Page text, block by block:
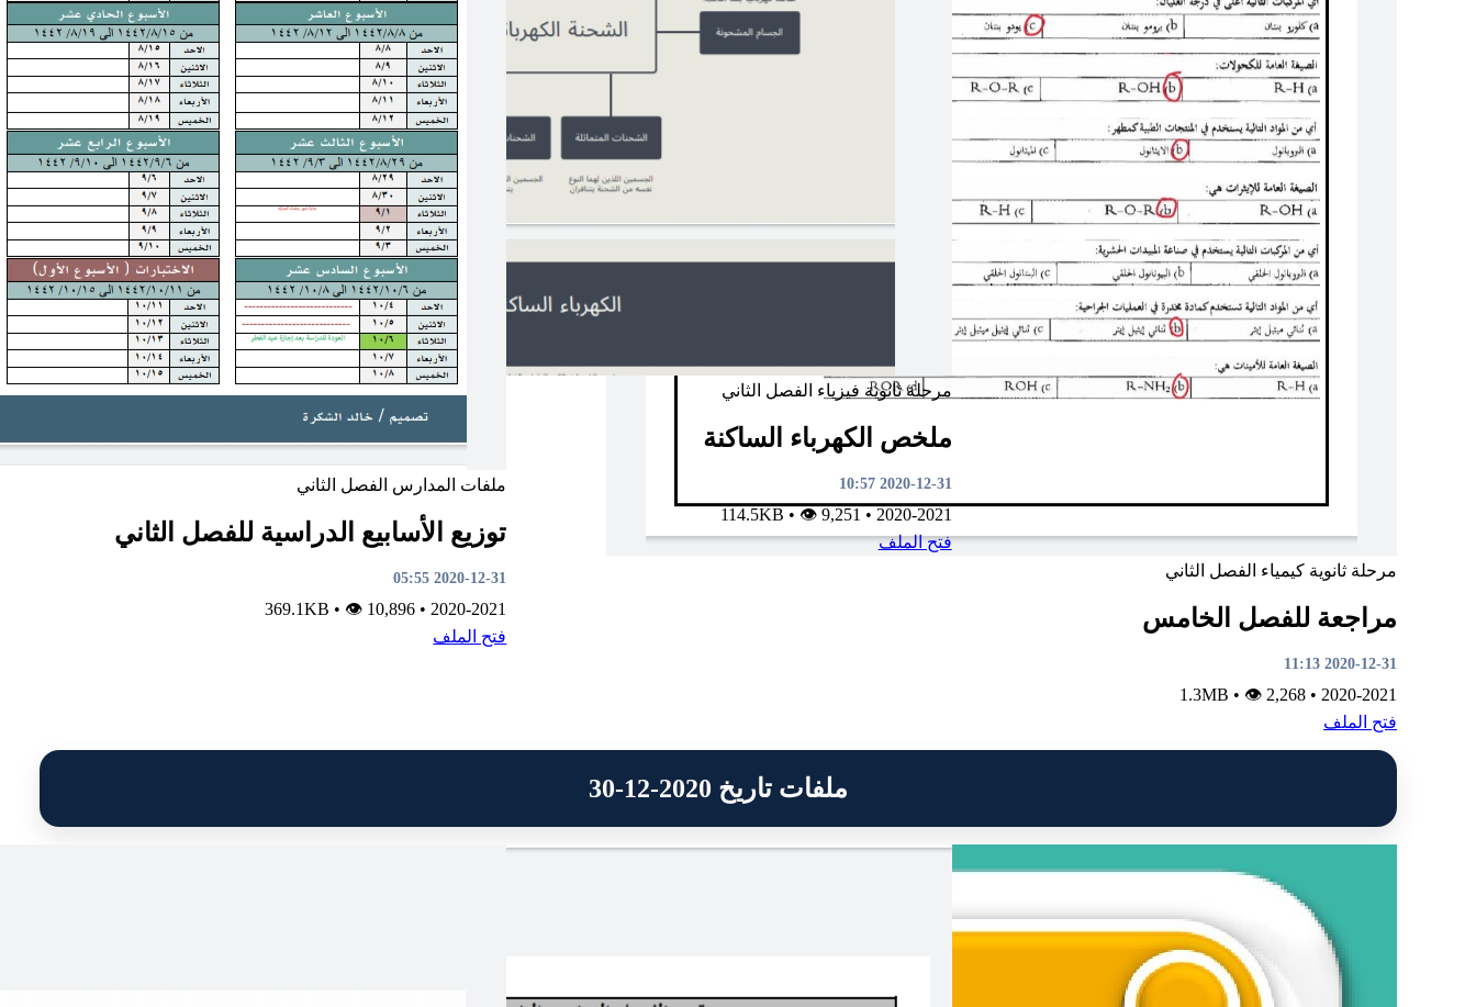
مرحلة ثانوية كيمياء الفصل الثاني
مراجعة للفصل الخامس
2020-12-31 11:13
2020-2021
•
• 👁 2,268
فتح الملف
مرحلة ثانوية فيزياء الفصل الثاني
ملخص الكهرباء الساكنة
2020-12-31 10:57
2020-2021
•
• 👁 9,251
فتح الملف
ملفات المدارس الفصل الثاني
توزيع الأسابيع الدراسية للفصل الثاني
2020-12-31 05:55
2020-2021
•
• 👁 10,896
فتح الملف
ملفات تاريخ 2020-12-30